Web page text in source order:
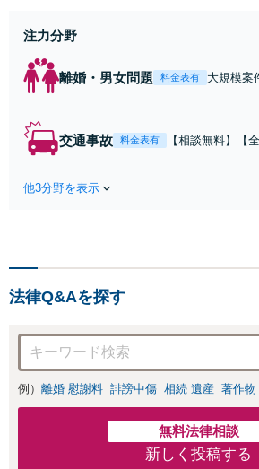
注力分野
離婚・男女問題 料金表有
大規模案
富
交通事故 料金表有
【相談無料】【
他3分野を表示
法律Q&Aを探す
例） 離婚 慰謝料 誹謗中傷 相続 遺産 著作
無料法律相談
新しく投稿する